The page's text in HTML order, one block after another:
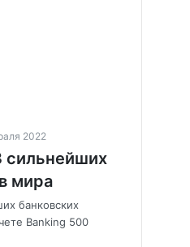
2022
сильнейших
мира
банковских
Banking 500